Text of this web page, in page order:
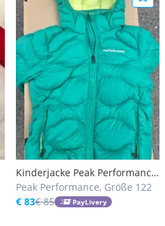
Kinderjacke Peak Performance
Gr 120
Peak Performance, Größe 122
€ 83€ 85 PayLivery